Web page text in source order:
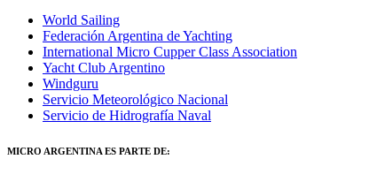
World Sailing
Federación Argentina de Yachting
International Micro Cupper Class Association
Yacht Club Argentino
Windguru
Servicio Meteorológico Nacional
Servicio de Hidrografía Naval
MICRO ARGENTINA ES PARTE DE: